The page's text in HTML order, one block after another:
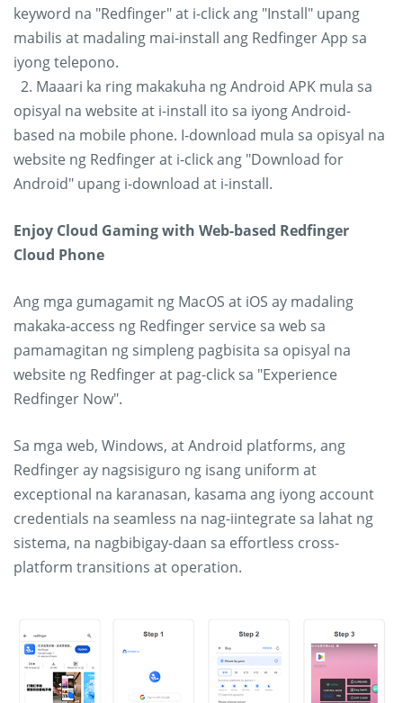
keyword na "Redfinger" at i-click ang "Install" upang
mabilis at madaling mai-install ang Redfinger App sa
iyong telepono.
2. Maaari ka ring makakuha ng Android APK mula sa
opisyal na website at i-install ito sa iyong Android-
based na mobile phone. I-download mula sa opisyal na
website ng Redfinger at i-click ang "Download for
Android" upang i-download at i-install.
Enjoy Cloud Gaming with Web-based Redfinger
Cloud Phone
Ang mga gumagamit ng MacOS at iOS ay madaling
makaka-access ng Redfinger service sa web sa
pamamagitan ng simpleng pagbisita sa opisyal na
website ng Redfinger at pag-click sa "Experience
Redfinger Now".
Sa mga web, Windows, at Android platforms, ang
Redfinger ay nagsisiguro ng isang uniform at
exceptional na karanasan, kasama ang iyong account
credentials na seamless na nag-iintegrate sa lahat ng
sistema, na nagbibigay-daan sa effortless cross-
platform transitions at operation.